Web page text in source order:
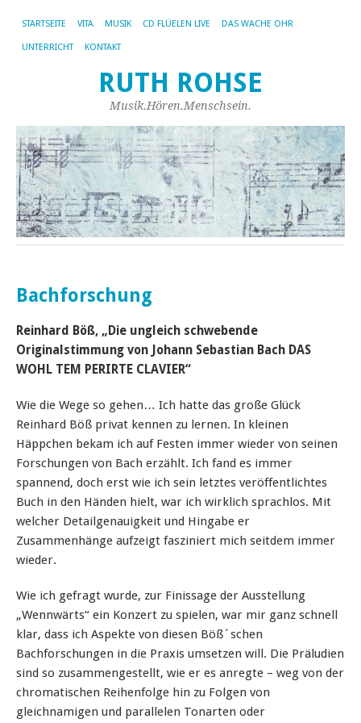
STARTSEITE VITA MUSIK CD FLÜELEN LIVE DAS WACHE OHR
UNTERRICHT KONTAKT
RUTH ROHSE
Musik.Hören.Menschsein.
Bachforschung
Reinhard Böß, „Die ungleich schwebende
Originalstimmung von Johann Sebastian Bach DAS
WOHL TEM PERIRTE CLAVIER“
Wie die Wege so gehen… Ich hatte das große Glück
Reinhard Böß privat kennen zu lernen. In kleinen
Häppchen bekam ich auf Festen immer wieder von seinen
Forschungen von Bach erzählt. Ich fand es immer
spannend, doch erst wie ich sein letztes veröffentlichtes
Buch in den Händen hielt, war ich wirklich sprachlos. Mit
welcher Detailgenauigkeit und Hingabe er
Zusammenhänge aufzeigt fasziniert mich seitdem immer
wieder.
Wie ich gefragt wurde, zur Finissage der Ausstellung
„Wennwärts“ ein Konzert zu spielen, war mir ganz schnell
klar, dass ich Aspekte von diesen Böß´schen
Bachforschungen in die Praxis umsetzen will. Die Präludien
sind so zusammengestellt, wie er es anregte – weg von der
chromatischen Reihenfolge hin zu Folgen von
gleichnamigen und parallelen Tonarten oder